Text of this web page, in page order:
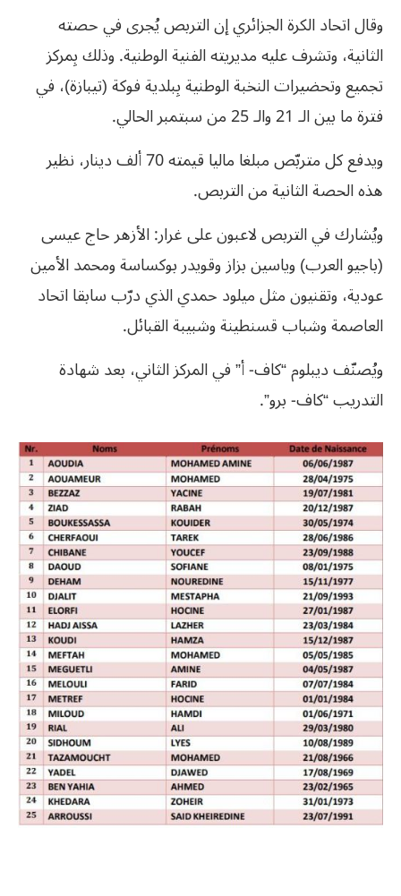
وقال اتحاد الكرة الجزائري إن التربص يُجرى في حصته
الثانية، وتشرف عليه مديريته الفنية الوطنية. وذلك بِمركز
تجميع وتحضيرات النخبة الوطنية بِبلدية فوكة (تيبازة)، في
فترة ما بين الـ 21 والـ 25 من سبتمبر الحالي.
ويدفع كل متربّص مبلغا ماليا قيمته 70 ألف دينار، نظير
هذه الحصة الثانية من التربص.
ويُشارك في التربص لاعبون على غرار: الأزهر حاج عيسى
(باجيو العرب) وياسين بزاز وقويدر بوكساسة ومحمد الأمين
عودية، وتقنيون مثل ميلود حمدي الذي درّب سابقا اتحاد
العاصمة وشباب قسنطينة وشبيبة القبائل.
ويُصنّف ديبلوم “كاف- أ” في المركز الثاني، بعد شهادة
التدريب “كاف- برو”.